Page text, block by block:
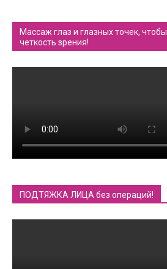
Массаж глаз и глазных точек,
четкость зрения!
ПОДТЯЖКА ЛИЦА без операций!